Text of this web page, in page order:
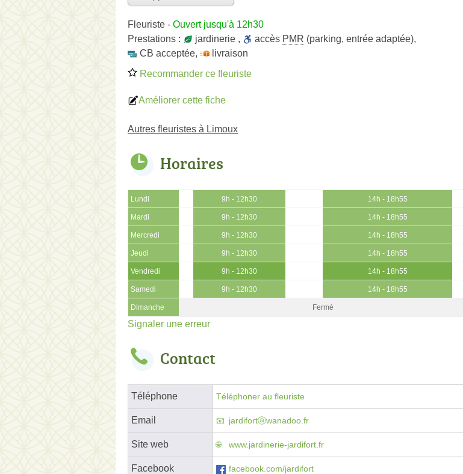
Fleuriste - Ouvert jusqu'à 12h30
Prestations :
jardinerie , accès PMR (parking, entrée adaptée),
CB acceptée,
livraison
Recommander ce fleuriste
Améliorer cette fiche
Autres fleuristes à Limoux
Horaires
Lundi 9h - 12h30 14h - 18h55
Mardi 9h - 12h30 14h - 18h55
Mercredi 9h - 12h30 14h - 18h55
Jeudi 9h - 12h30 14h - 18h55
Vendredi 9h - 12h30 14h - 18h55
Samedi 9h - 12h30 14h - 18h55
Dimanche Fermé
Signaler une erreur
Contact
Téléphone Téléphoner au fleuriste
Email jardifortⓐwanadoo.fr
Site web www.jardinerie-jardifort.fr
Facebook facebook.com/jardifort